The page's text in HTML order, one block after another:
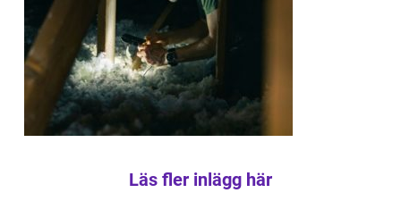
Läs fler inlägg här